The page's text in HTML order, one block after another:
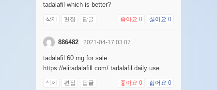
tadalafil which is better?
삭제 편집 답글 좋아요 0 싫어요 0
886482 2021-04-17 03:07
tadalafil 60 mg for sale
https://elitadalafill.com/ tadalafil daily use
삭제 편집 답글 좋아요 0 싫어요 0